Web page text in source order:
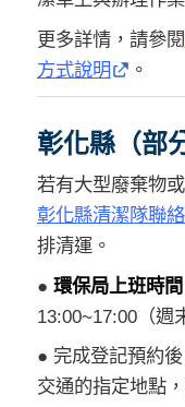
更多詳情，請參閱
方式說明
。
彰化縣（部
若有大型廢棄物
彰化縣清潔隊聯
排清運。
● 環保局上班時間
13:00~17:00（週
● 完成登記預約
交通的指定地點